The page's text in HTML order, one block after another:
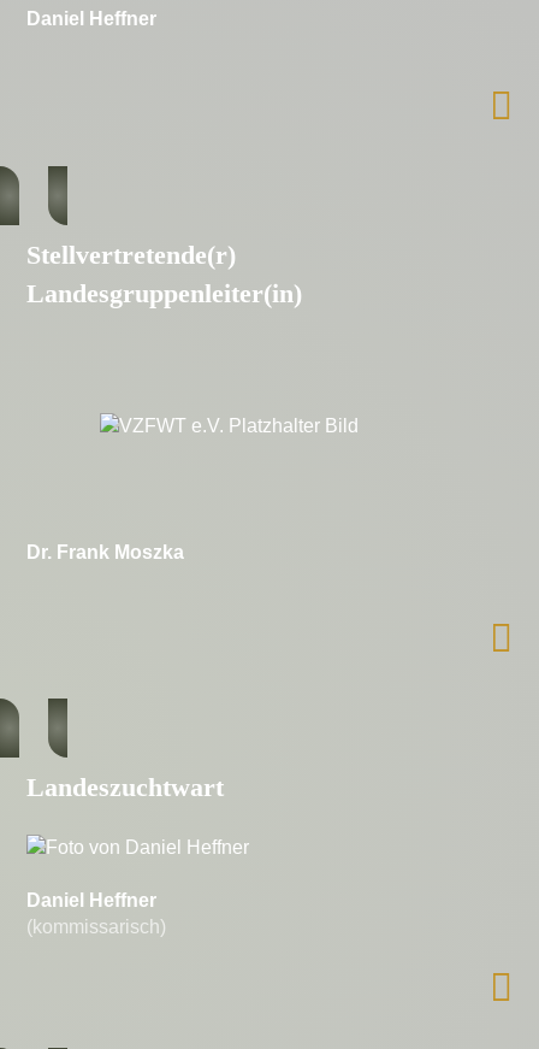
Daniel Heffner
Stellvertretende(r)
Landesgruppenleiter(in)
Dr. Frank Moszka
Landeszuchtwart
Daniel Heffner
(kommissarisch)